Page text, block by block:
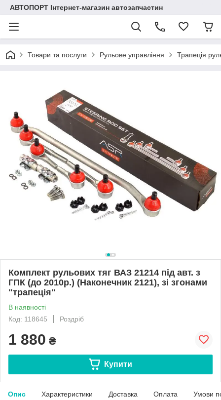
АВТОПОРТ Інтернет-магазин автозапчастин
Товари та послуги Рульове управління Трапеція
Комплект рульових тяг ВАЗ 21214 під авт. з
ГПК (до 2010р.) (Наконечник 2121), зі згонами
"трапеція"
В наявності
Код: 118645
Роздріб
1 880 ₴
Купити
Опис Характеристики Доставка Оплата Умови